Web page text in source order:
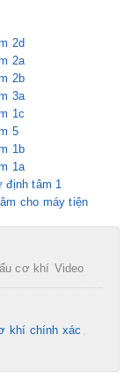
2d
2a
2b
3a
1c
5
1b
1a
định tâm 1
cho máy tiện
cơ khí Video
khí chính xác